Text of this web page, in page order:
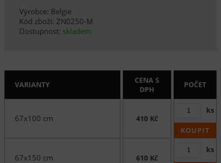
Výrobce: Belgie
Kód zboží: ZN0250-M
Dostupnost: skladem
VARIANTY
CENA S
DPH
POČET
67x100 cm 410 Kč
ks
KOUPIT
67x150 cm 610 Kč
ks